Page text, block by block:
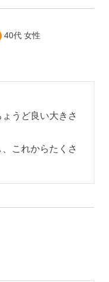
40代 女性
うど良い大きさ
これからたくさ